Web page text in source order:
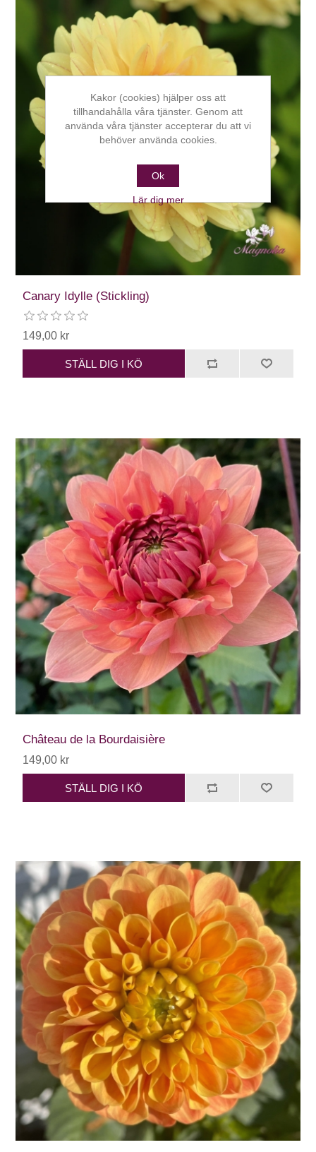
Canary Idylle (Stickling)
149,00 kr
STÄLL DIG I KÖ
Château de la Bourdaisière
149,00 kr
STÄLL DIG I KÖ
Kakor (cookies) hjälper oss att
tillhandahålla våra tjänster. Genom att
använda våra tjänster accepterar du att vi
behöver använda cookies.
Ok
Lär dig mer